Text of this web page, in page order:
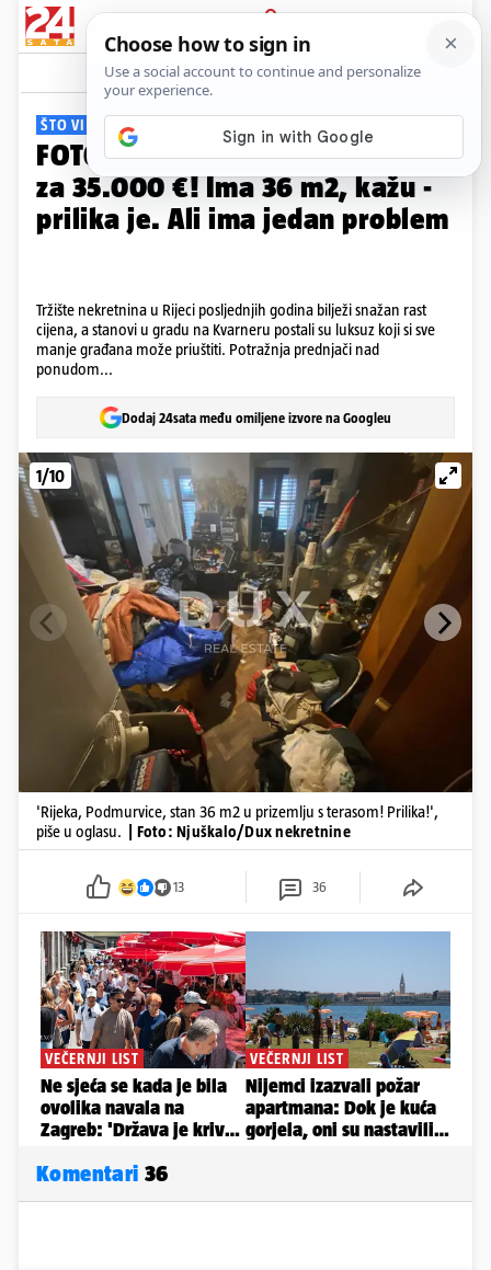
PRIJAVA
Galerija Komentari
ŠTO VI MISLITE?
FOTO Ovaj stan u Rijeci prodaju
za 35.000 €! Ima 36 m2, kažu -
prilika je. Ali ima jedan problem
Tržište nekretnina u Rijeci posljednjih godina bilježi snažan rast
cijena, a stanovi u gradu na Kvarneru postali su luksuz koji si sve
manje građana može priuštiti. Potražnja prednjači nad
ponudom...
Dodaj 24sata među omiljene izvore na Googleu
1/10
'Rijeka, Podmurvice, stan 36 m2 u prizemlju s terasom! Prilika!',
piše u oglasu.
| Foto: Njuškalo/Dux nekretnine
13 36
Komentari 36